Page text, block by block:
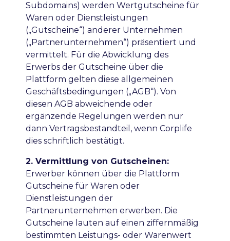
Subdomains) werden Wertgutscheine für
Waren oder Dienstleistungen
(„Gutscheine“) anderer Unternehmen
(„Partnerunternehmen“) präsentiert und
vermittelt. Für die Abwicklung des
Erwerbs der Gutscheine über die
Plattform gelten diese allgemeinen
Geschäftsbedingungen („AGB“). Von
diesen AGB abweichende oder
ergänzende Regelungen werden nur
dann Vertragsbestandteil, wenn Corplife
dies schriftlich bestätigt.
2. Vermittlung von Gutscheinen:
Erwerber können über die Plattform
Gutscheine für Waren oder
Dienstleistungen der
Partnerunternehmen erwerben. Die
Gutscheine lauten auf einen ziffernmäßig
bestimmten Leistungs- oder Warenwert